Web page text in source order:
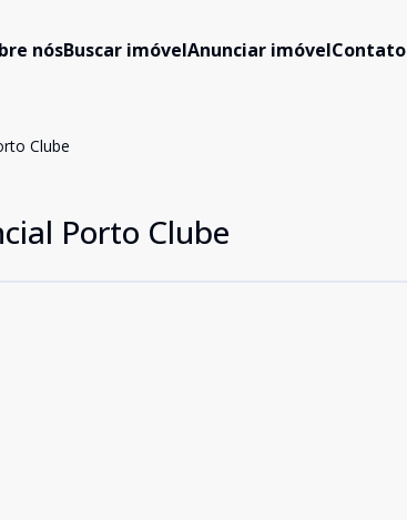
nósBuscar imóvelAnunciar imóvelContato
Clube
Porto Clube